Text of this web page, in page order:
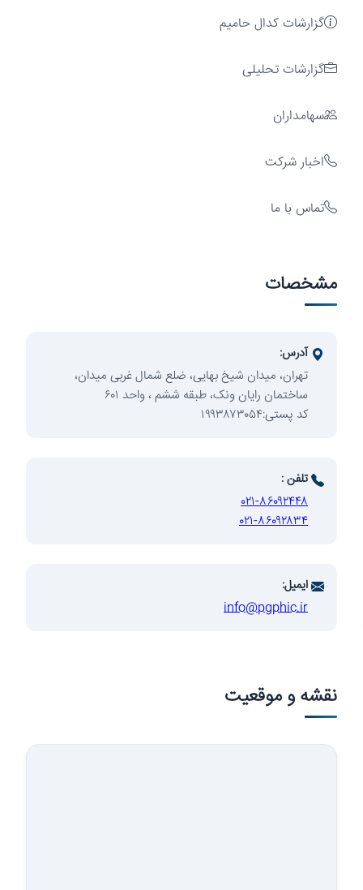
صنایع
گزارشات کدال حامیم
گزارشات تحلیلی
سهامداران
اخبار شرکت
تماس با ما
مشخصات
آدرس:
تهران، میدان شیخ بهایی، ضلع شمال غربی میدان،
ساختمان رایان ونک، طبقه ششم ، واحد ۶۰۱
کد پستی:۱۹۹۳۸۷۳۰۵۴
تلفن :
۰۲۱-۸۶۰۹۲۴۴۸
۰۲۱-۸۶۰۹۲۸۳۴
ایمیل:
info@pgphic.ir
نقشه و موقعیت